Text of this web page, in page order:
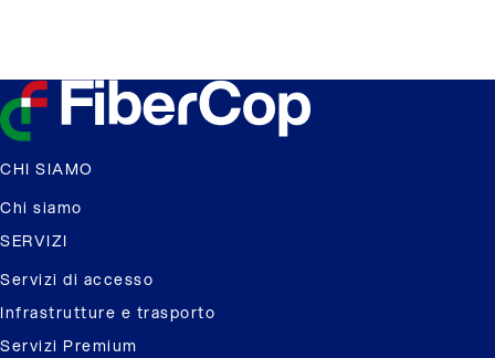
CHI SIAMO
Chi siamo
SERVIZI
Servizi di accesso
Infrastrutture e trasporto
Servizi Premium